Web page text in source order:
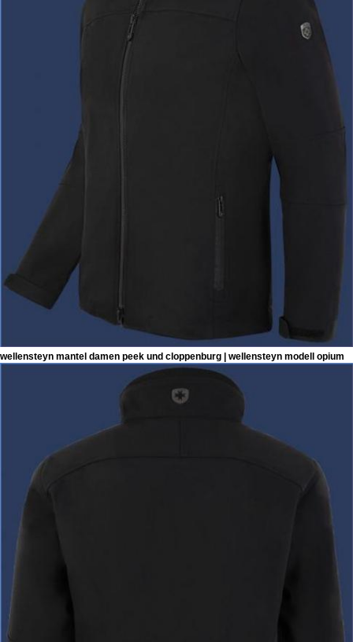
wellensteyn mantel damen peek und cloppenburg | wellensteyn modell opium